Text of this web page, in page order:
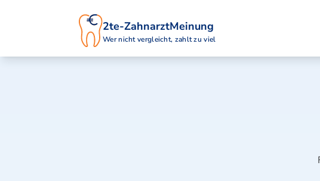
2te-ZahnarztMeinung
Wer nicht vergleicht, zahlt zu viel